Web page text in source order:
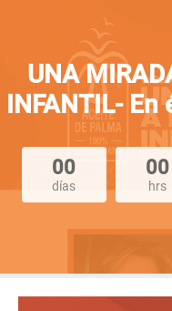
UNA
INFANTIL-
00
días
00
hrs